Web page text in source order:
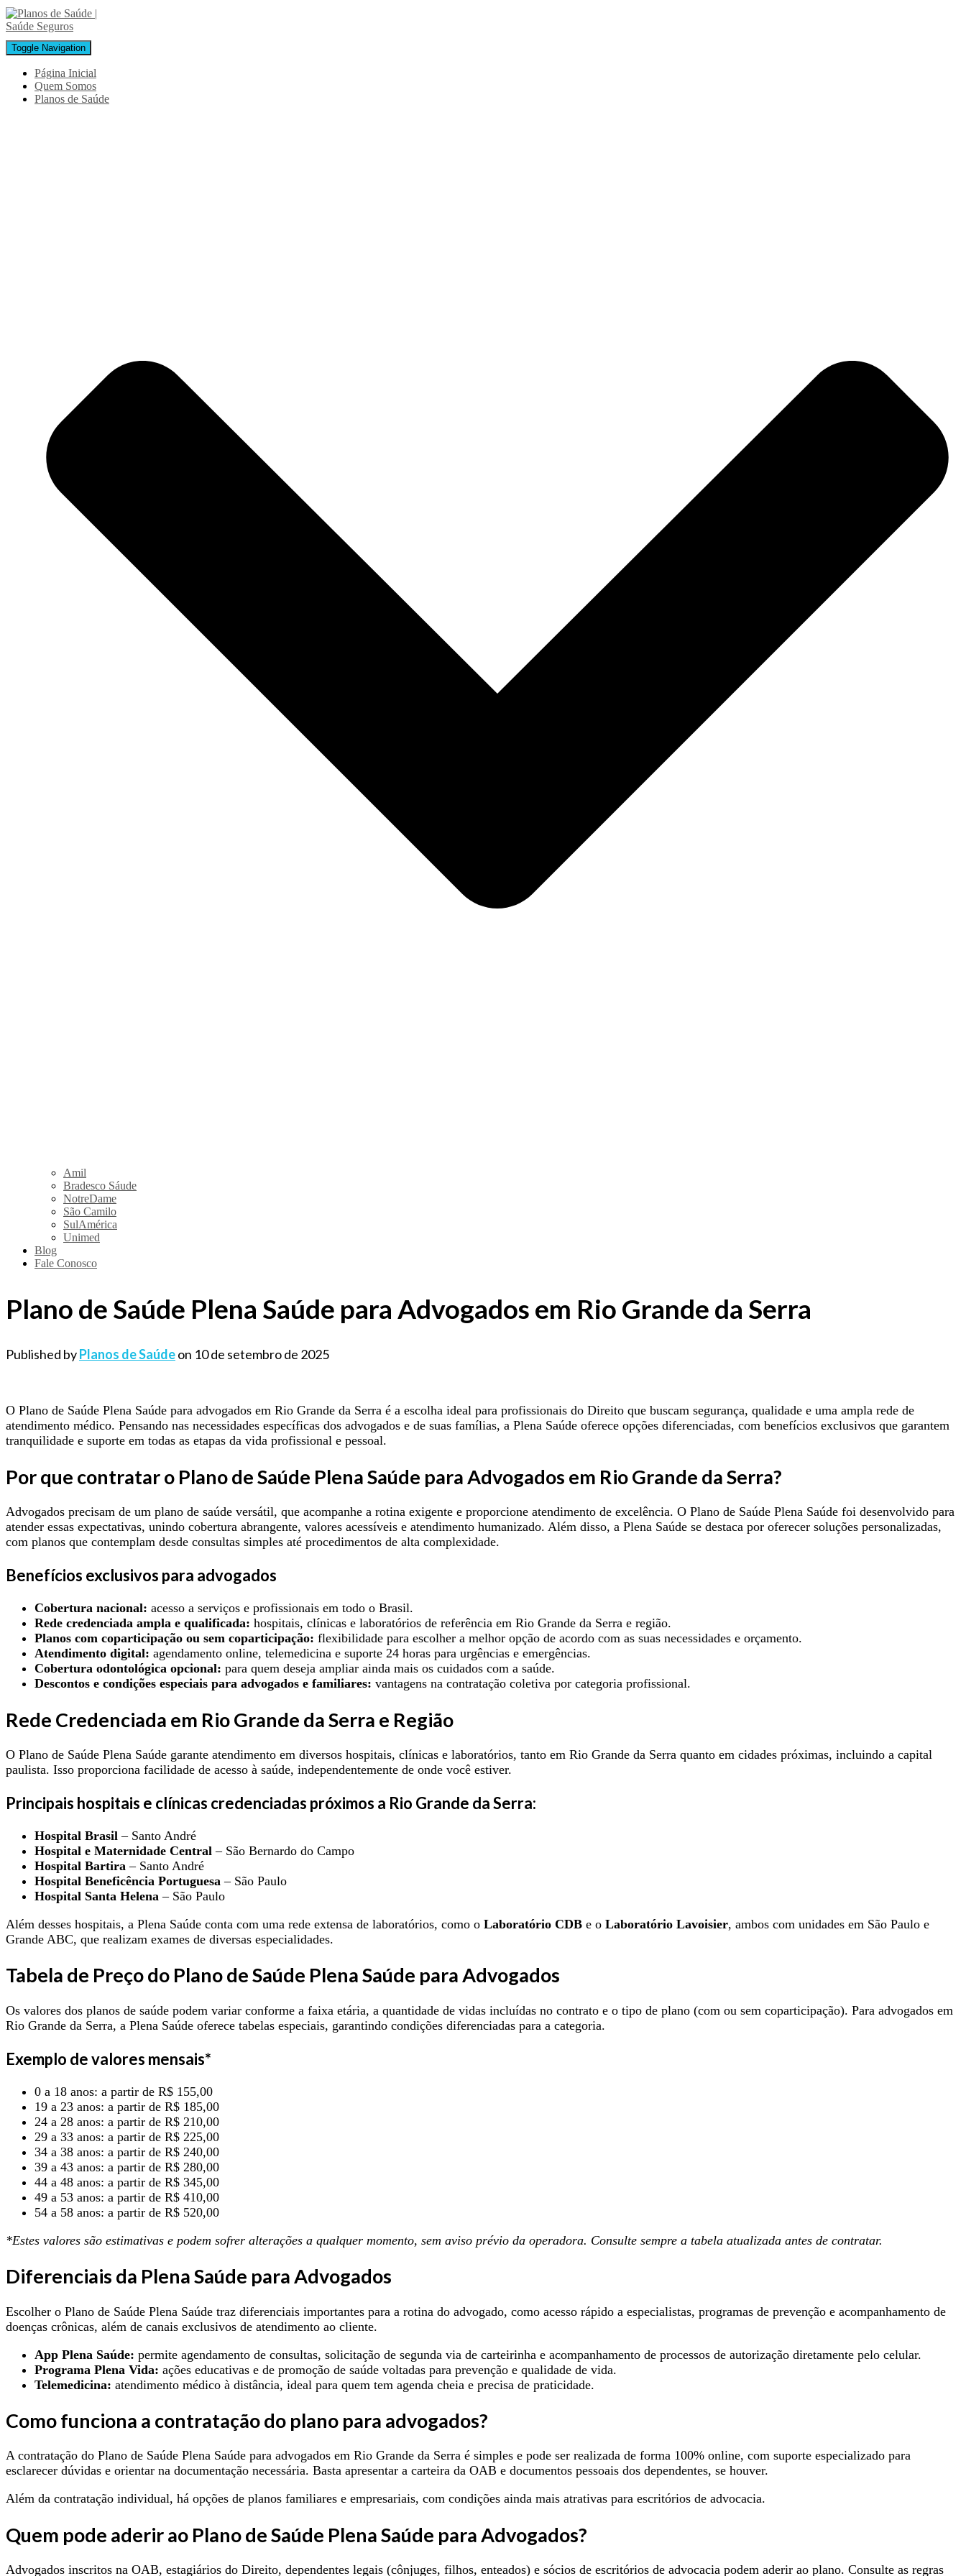
Toggle Navigation
Página Inicial
Quem Somos
Planos de Saúde
Amil
Bradesco Sáude
NotreDame
São Camilo
SulAmérica
Unimed
Blog
Fale Conosco
Plano de Saúde Plena Saúde para Advogados em Rio Grande da Serra
Published byPlanos de Saúdeon 10 de setembro de 2025
O Plano de Saúde Plena Saúde para advogados em Rio Grande da Serra é a escolha ideal para profissionais do Direito que buscam segurança, qualidade e uma ampla rede de
atendimento médico. Pensando nas necessidades específicas dos advogados e de suas famílias, a Plena Saúde oferece opções diferenciadas, com benefícios exclusivos que garantem
tranquilidade e suporte em todas as etapas da vida profissional e pessoal.
Por que contratar o Plano de Saúde Plena Saúde para Advogados em Rio Grande da Serra?
Advogados precisam de um plano de saúde versátil, que acompanhe a rotina exigente e proporcione atendimento de excelência. O Plano de Saúde Plena Saúde foi desenvolvido para
atender essas expectativas, unindo cobertura abrangente, valores acessíveis e atendimento humanizado. Além disso, a Plena Saúde se destaca por oferecer soluções personalizadas,
com planos que contemplam desde consultas simples até procedimentos de alta complexidade.
Benefícios exclusivos para advogados
Cobertura nacional: acesso a serviços e profissionais em todo o Brasil.
Rede credenciada ampla e qualificada: hospitais, clínicas e laboratórios de referência em Rio Grande da Serra e região.
Planos com coparticipação ou sem coparticipação: flexibilidade para escolher a melhor opção de acordo com as suas necessidades e orçamento.
Atendimento digital: agendamento online, telemedicina e suporte 24 horas para urgências e emergências.
Cobertura odontológica opcional: para quem deseja ampliar ainda mais os cuidados com a saúde.
Descontos e condições especiais para advogados e familiares: vantagens na contratação coletiva por categoria profissional.
Rede Credenciada em Rio Grande da Serra e Região
O Plano de Saúde Plena Saúde garante atendimento em diversos hospitais, clínicas e laboratórios, tanto em Rio Grande da Serra quanto em cidades próximas, incluindo a capital
paulista. Isso proporciona facilidade de acesso à saúde, independentemente de onde você estiver.
Principais hospitais e clínicas credenciadas próximos a Rio Grande da Serra:
Hospital Brasil – Santo André
Hospital e Maternidade Central – São Bernardo do Campo
Hospital Bartira – Santo André
Hospital Beneficência Portuguesa – São Paulo
Hospital Santa Helena – São Paulo
Além desses hospitais, a Plena Saúde conta com uma rede extensa de laboratórios, como o Laboratório CDB e o Laboratório Lavoisier, ambos com unidades em São Paulo e
Grande ABC, que realizam exames de diversas especialidades.
Tabela de Preço do Plano de Saúde Plena Saúde para Advogados
Os valores dos planos de saúde podem variar conforme a faixa etária, a quantidade de vidas incluídas no contrato e o tipo de plano (com ou sem coparticipação). Para advogados em
Rio Grande da Serra, a Plena Saúde oferece tabelas especiais, garantindo condições diferenciadas para a categoria.
Exemplo de valores mensais*
0 a 18 anos: a partir de R$ 155,00
19 a 23 anos: a partir de R$ 185,00
24 a 28 anos: a partir de R$ 210,00
29 a 33 anos: a partir de R$ 225,00
34 a 38 anos: a partir de R$ 240,00
39 a 43 anos: a partir de R$ 280,00
44 a 48 anos: a partir de R$ 345,00
49 a 53 anos: a partir de R$ 410,00
54 a 58 anos: a partir de R$ 520,00
*Estes valores são estimativas e podem sofrer alterações a qualquer momento, sem aviso prévio da operadora. Consulte sempre a tabela atualizada antes de contratar.
Diferenciais da Plena Saúde para Advogados
Escolher o Plano de Saúde Plena Saúde traz diferenciais importantes para a rotina do advogado, como acesso rápido a especialistas, programas de prevenção e acompanhamento de
doenças crônicas, além de canais exclusivos de atendimento ao cliente.
App Plena Saúde: permite agendamento de consultas, solicitação de segunda via de carteirinha e acompanhamento de processos de autorização diretamente pelo celular.
Programa Plena Vida: ações educativas e de promoção de saúde voltadas para prevenção e qualidade de vida.
Telemedicina: atendimento médico à distância, ideal para quem tem agenda cheia e precisa de praticidade.
Como funciona a contratação do plano para advogados?
A contratação do Plano de Saúde Plena Saúde para advogados em Rio Grande da Serra é simples e pode ser realizada de forma 100% online, com suporte especializado para
esclarecer dúvidas e orientar na documentação necessária. Basta apresentar a carteira da OAB e documentos pessoais dos dependentes, se houver.
Além da contratação individual, há opções de planos familiares e empresariais, com condições ainda mais atrativas para escritórios de advocacia.
Quem pode aderir ao Plano de Saúde Plena Saúde para Advogados?
Advogados inscritos na OAB, estagiários do Direito, dependentes legais (cônjuges, filhos, enteados) e sócios de escritórios de advocacia podem aderir ao plano. Consulte as regras